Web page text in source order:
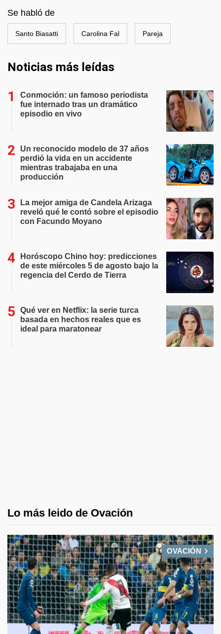
Se habló de
Santo Biasatti Carolina Fal Pareja
Noticias más leídas
Conmoción: un famoso periodista
fue internado tras un dramático
episodio en vivo
Un reconocido modelo de 37 años
perdió la vida en un accidente
mientras trabajaba en una
producción
La mejor amiga de Candela Arizaga
reveló qué le contó sobre el episodio
con Facundo Moyano
Horóscopo Chino hoy: predicciones
de este miércoles 5 de agosto bajo la
regencia del Cerdo de Tierra
Qué ver en Netflix: la serie turca
basada en hechos reales que es
ideal para maratonear
Lo más leido de Ovación
OVACIÓN